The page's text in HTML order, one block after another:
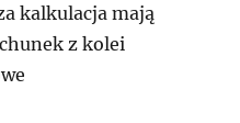
kalkulacja mają
z kolei